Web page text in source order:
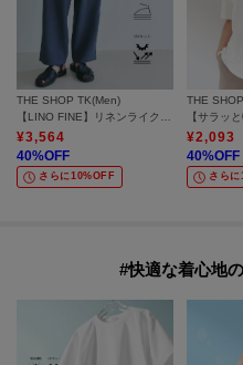
THE SHOP TK(Men)
【LINO FINE】リネンライク ワイドイージーパンツ 吸水速乾/イージーケア/UVカット/洗濯機OK
¥3,564
40%OFF
さらに10%OFF
THE
¥2,093
40%OFF
さら
#快適な着心地